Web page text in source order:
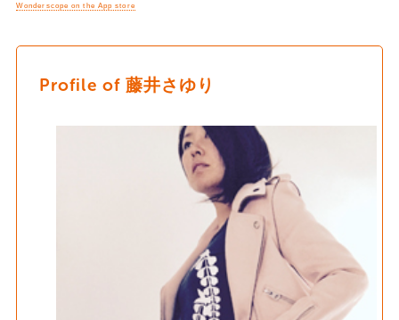
Wonderscope on the App store
Profile of 藤井さゆり